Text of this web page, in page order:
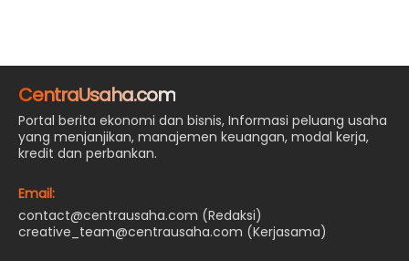
CentraUsaha.com
Portal berita ekonomi dan bisnis, Informasi peluang usaha
yang menjanjikan, manajemen keuangan, modal kerja,
kredit dan perbankan.
Email:
contact@centrausaha.com (Redaksi)
creative_team@centrausaha.com (Kerjasama)